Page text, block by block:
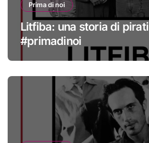
Prima di noi
Litfiba: una storia di pirati
#primadinoi